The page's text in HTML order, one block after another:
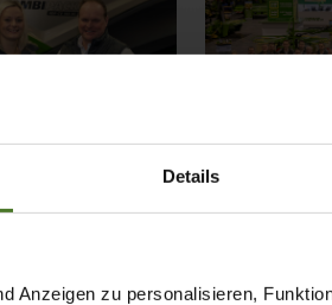
Details
Anzeigen zu personalisieren,